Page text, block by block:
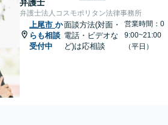
弁護士
弁護士法人コスモポリタン法律事務所
上尾市 か
らも相談
受付中
面談方法(対面・
電話・ビデオな
ど)は応相談
営業時間：0
9:00~21:00
（平日）